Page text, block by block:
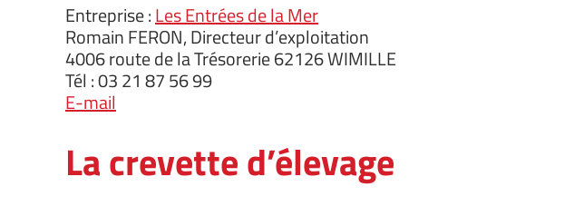
Entreprise :Les Entrées de la Mer
Romain FERON, Directeur d’exploitation
4006 route de la Trésorerie 62126 WIMILLE
Tél : 03 21 87 56 99
E-mail
La crevette d’élevage